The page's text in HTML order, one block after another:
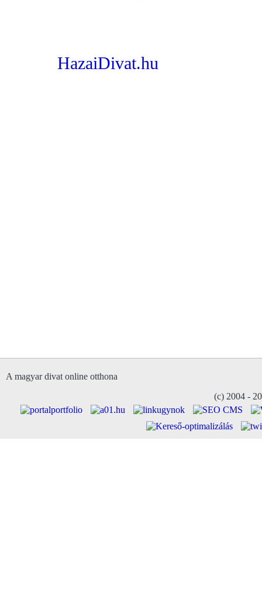
HazaiDivat.hu
A magyar divat online otthona
(c) 2004 -